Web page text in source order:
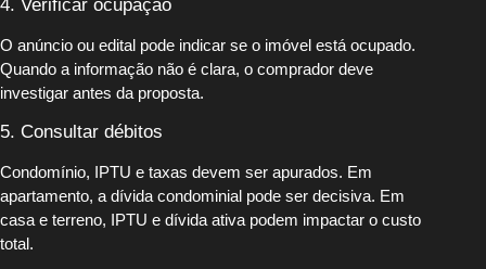
4. Verificar ocupação
O anúncio ou edital pode indicar se o imóvel está ocupado.
Quando a informação não é clara, o comprador deve
investigar antes da proposta.
5. Consultar débitos
Condomínio, IPTU e taxas devem ser apurados. Em
apartamento, a dívida condominial pode ser decisiva. Em
casa e terreno, IPTU e dívida ativa podem impactar o custo
total.